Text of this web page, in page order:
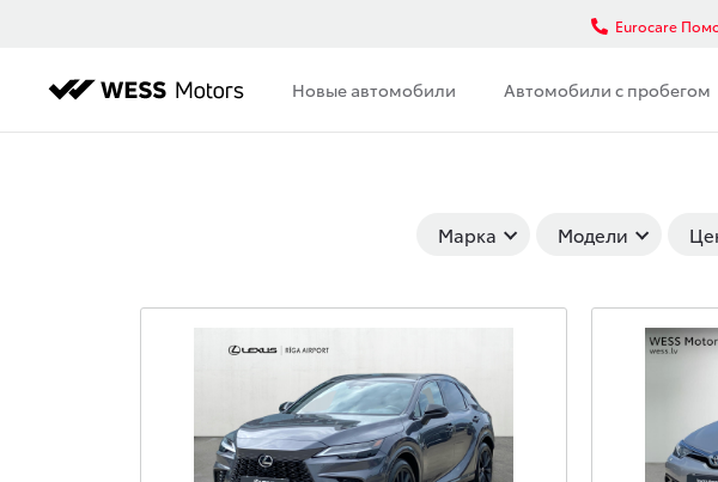
Новые автомобили Автомобили с пробегом
Eurocare
Марка Модели